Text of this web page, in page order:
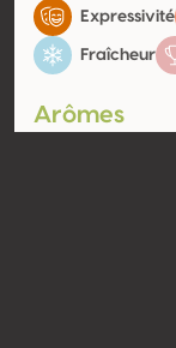
Expressivité
Fraîcheur
Arômes